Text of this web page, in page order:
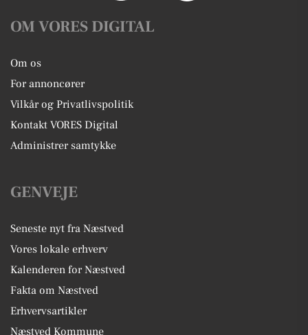
OM VORES DIGITAL
Om os
For annoncører
Vilkår og Privatlivspolitik
Kontakt VORES Digital
Administrer samtykke
GENVEJE
Seneste nyt fra Næstved
Vores lokale erhverv
Kalenderen for Næstved
Fakta om Næstved
Erhvervsartikler
Næstved Kommune